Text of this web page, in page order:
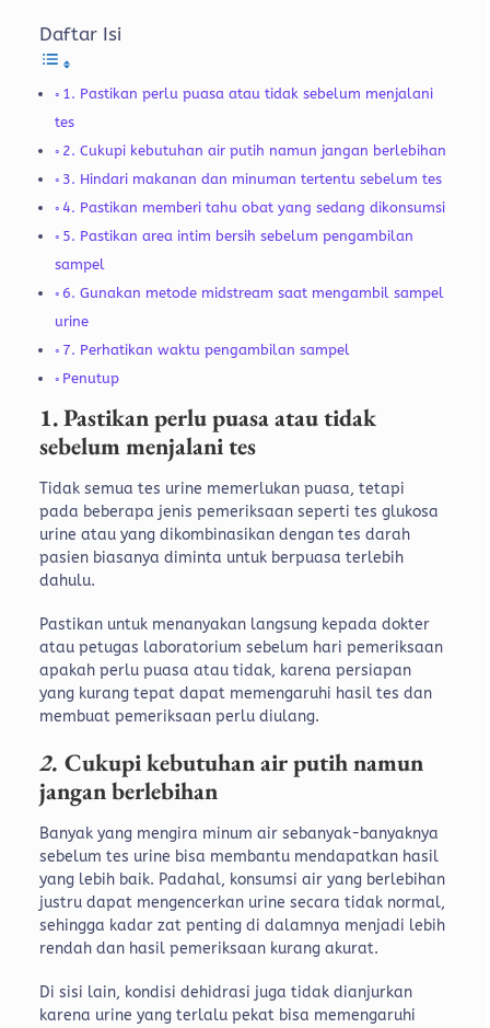
Daftar Isi
1. Pastikan perlu puasa atau tidak sebelum menjalani
tes
2. Cukupi kebutuhan air putih namun jangan berlebihan
3. Hindari makanan dan minuman tertentu sebelum tes
4. Pastikan memberi tahu obat yang sedang dikonsumsi
5. Pastikan area intim bersih sebelum pengambilan
sampel
6. Gunakan metode midstream saat mengambil sampel
urine
7. Perhatikan waktu pengambilan sampel
Penutup
1. Pastikan perlu puasa atau tidak
sebelum menjalani tes
Tidak semua tes urine memerlukan puasa, tetapi
pada beberapa jenis pemeriksaan seperti tes glukosa
urine atau yang dikombinasikan dengan tes darah
pasien biasanya diminta untuk berpuasa terlebih
dahulu.
Pastikan untuk menanyakan langsung kepada dokter
atau petugas laboratorium sebelum hari pemeriksaan
apakah perlu puasa atau tidak, karena persiapan
yang kurang tepat dapat memengaruhi hasil tes dan
membuat pemeriksaan perlu diulang.
2. Cukupi kebutuhan air putih namun
jangan berlebihan
Banyak yang mengira minum air sebanyak-banyaknya
sebelum tes urine bisa membantu mendapatkan hasil
yang lebih baik. Padahal, konsumsi air yang berlebihan
justru dapat mengencerkan urine secara tidak normal,
sehingga kadar zat penting di dalamnya menjadi lebih
rendah dan hasil pemeriksaan kurang akurat.
Di sisi lain, kondisi dehidrasi juga tidak dianjurkan
karena urine yang terlalu pekat bisa memengaruhi